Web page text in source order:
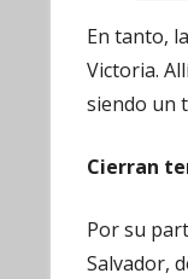
En tanto,
Victoria.
siendo un
Cierran
Por su
Salvador,